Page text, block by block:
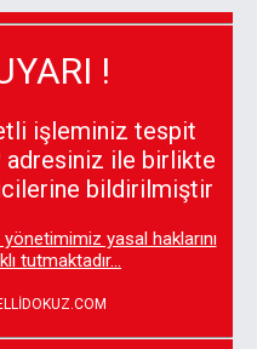
!
işleminiz tespit
adresiniz ile birlikte
bildirilmiştir
yönetimimiz yasal haklarını
tutmaktadır...